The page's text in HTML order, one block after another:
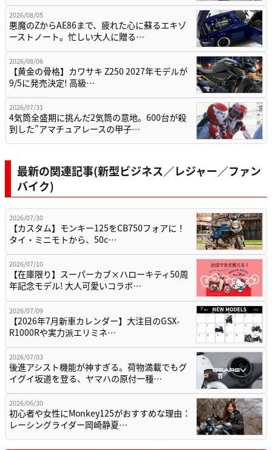
2026/08/05
悪魔のZからAE86まで、疲れた心に蘇るエキゾ
ーストノート。忙しい大人に贈る…
2026/08/06
【黄金の骨格】カワサキ Z250 2027年モデルが
9/5に発売決定! 高級…
2026/07/31
4気筒全盛期に挑んだ2気筒の意地。600台が殺
到した”アマチュアレースの甲子…
最新の関連記事(新型ビジネス／レジャー／ファン
バイク)
2026/07/30
【カスタム】モンキー125をCB750フォアに！
タイ・ミニモトから、50c…
2026/07/10
【在庫限り】スーパーカブ×ハローキティ50周
年記念モデル! 大人可愛いコラボ…
2026/07/09
【2026年7月新車カレンダー】大注目のGSX-
R1000Rや実力派エリミネ…
2026/07/03
後進アシスト機能が神すぎる。荷物満載でもグ
イグイ坂道を登る、ヤマハの原付一種…
2026/06/30
初心者や女性にMonkey125がおすすめな理由：
レーシングライダー岡崎静夏…